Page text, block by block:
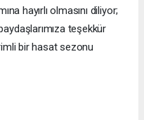
hayırlı olmasını diliyor;
teşekkür
bir hasat sezonu